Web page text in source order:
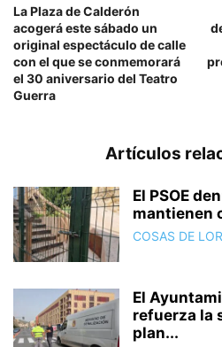
La Plaza de Calderón
acogerá este sábado un
original espectáculo de calle
con el que se conmemorará
el 30 aniversario del Teatro
Guerra
Artículos
El PSOE
mantienen
COSAS DE
El
refuerza la
plan...